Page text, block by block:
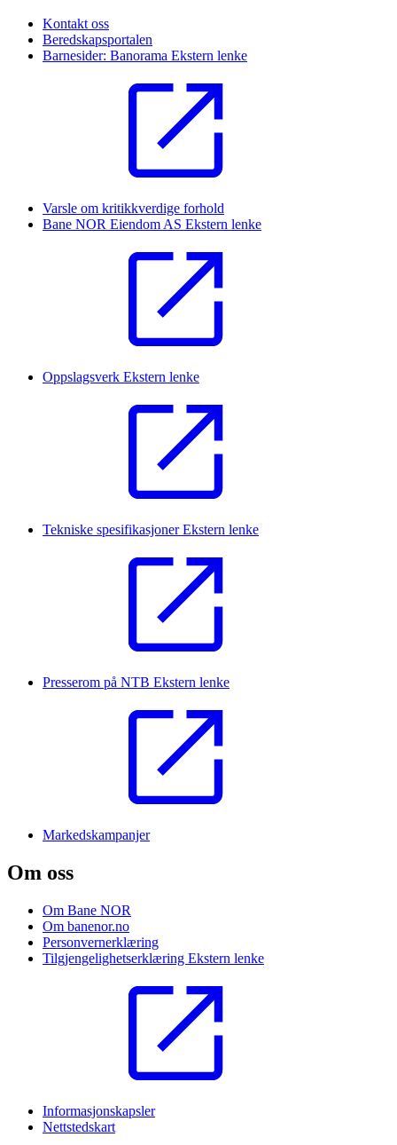
Kontakt oss
Beredskapsportalen
Barnesider: Banorama Ekstern lenke
Varsle om kritikkverdige forhold
Bane NOR Eiendom AS Ekstern lenke
Oppslagsverk Ekstern lenke
Tekniske spesifikasjonerEkstern lenke
Presserom på NTB Ekstern lenke
Markedskampanjer
Om oss
Om Bane NOR
Om banenor.no
Personvernerklæring
Tilgjengelighetserklæring Ekstern lenke
Informasjonskapsler
Nettstedskart